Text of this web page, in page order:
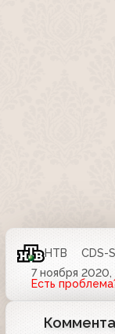
НТВ CDS-
7 ноября 2020,
Есть